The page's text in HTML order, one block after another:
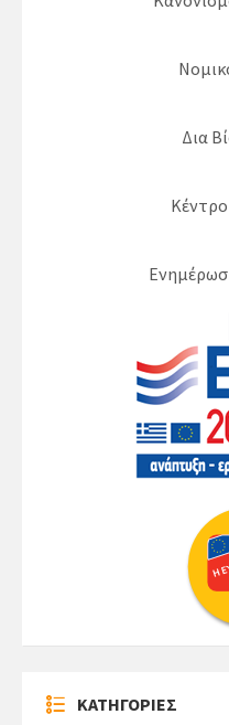
Δια
ΚΑΤΗΓΟΡΙΕΣ